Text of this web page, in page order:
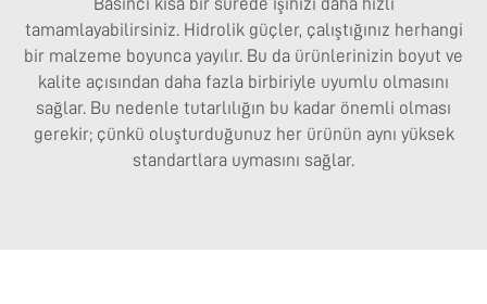
Basıncı kısa bir sürede işinizi daha hızlı
tamamlayabilirsiniz. Hidrolik güçler, çalıştığınız herhangi
bir malzeme boyunca yayılır. Bu da ürünlerinizin boyut ve
kalite açısından daha fazla birbiriyle uyumlu olmasını
sağlar. Bu nedenle tutarlılığın bu kadar önemli olması
gerekir; çünkü oluşturduğunuz her ürünün aynı yüksek
standartlara uymasını sağlar.